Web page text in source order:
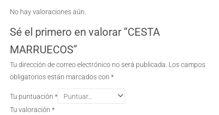
No hay valoraciones aún.
Sé el primero en valorar “CESTA
MARRUECOS”
Tu dirección de correo electrónico no será publicada. Los campos
obligatorios están marcados con *
Tu puntuación *
Tu valoración *